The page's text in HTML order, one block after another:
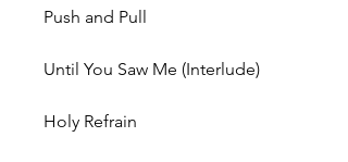
Push and Pull
Until You Saw Me (Interlude)
Holy Refrain